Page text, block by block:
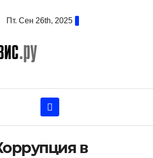
Пт. Сен 26th, 2025
в